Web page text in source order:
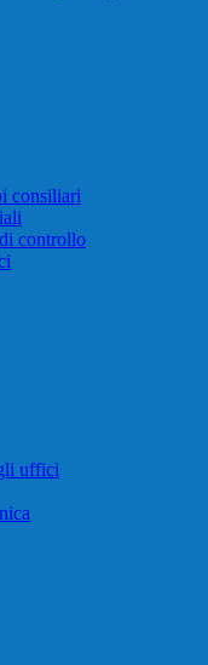
consiliari
controllo
uffici